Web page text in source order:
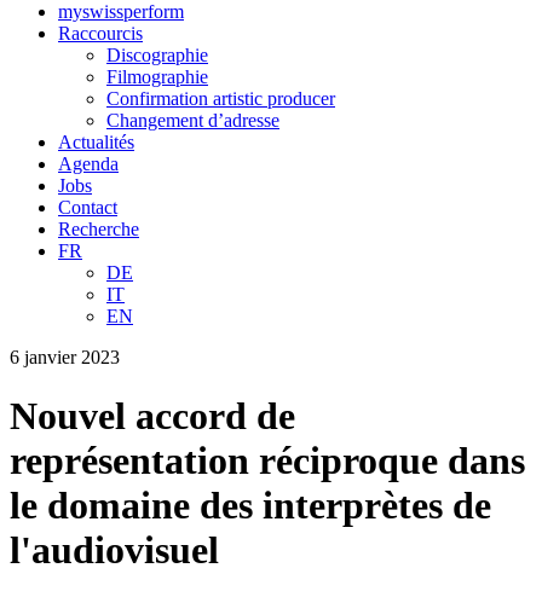
myswissperform
Raccourcis
Discographie
Filmographie
Confirmation artistic producer
Changement d’adresse
Actualités
Agenda
Jobs
Contact
Recherche
FR
DE
IT
EN
6 janvier 2023
Nouvel accord de
représentation réciproque dans
le domaine des interprètes de
l'audiovisuel